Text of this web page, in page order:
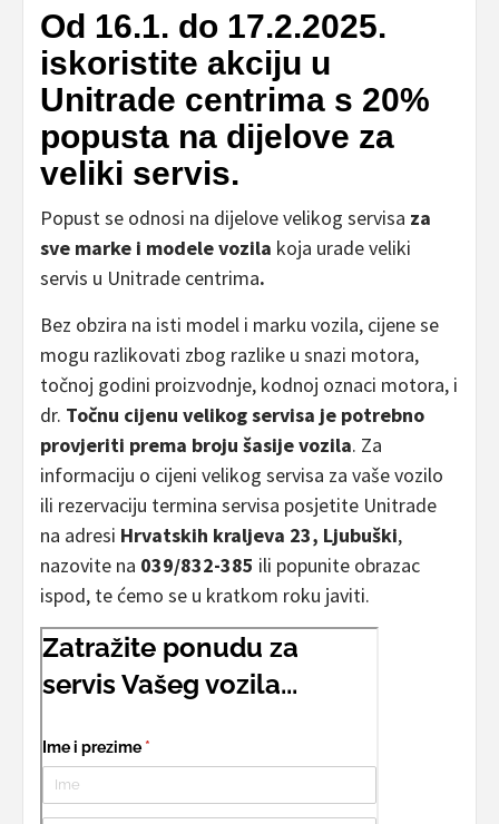
Od 16.1. do 17.2.2025.
iskoristite akciju u
Unitrade centrima s 20%
popusta na dijelove za
veliki servis.
Popust se odnosi na dijelove velikog servisa za
sve marke i modele vozila koja urade veliki
servis u Unitrade centrima.
Bez obzira na isti model i marku vozila, cijene se
mogu razlikovati zbog razlike u snazi motora,
točnoj godini proizvodnje, kodnoj oznaci motora, i
dr. Točnu cijenu velikog servisa je potrebno
provjeriti prema broju šasije vozila. Za
informaciju o cijeni velikog servisa za vaše vozilo
ili rezervaciju termina servisa posjetite Unitrade
na adresi Hrvatskih kraljeva 23, Ljubuški,
nazovite na 039/832-385 ili popunite obrazac
ispod, te ćemo se u kratkom roku javiti.